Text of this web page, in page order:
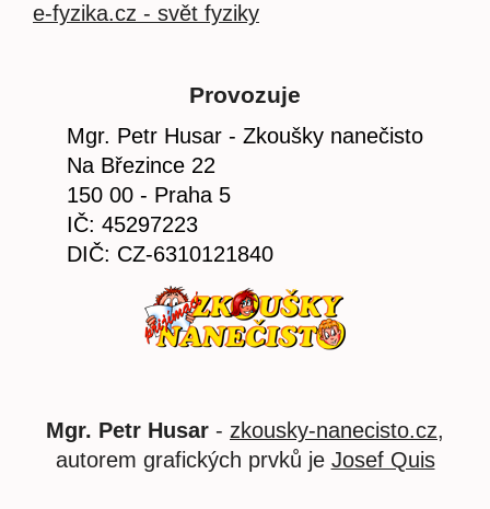
e-fyzika.cz - svět fyziky
Provozuje
Mgr. Petr Husar - Zkoušky nanečisto
Na Březince 22
150 00 - Praha 5
IČ: 45297223
DIČ: CZ-6310121840
Mgr. Petr Husar - zkousky-nanecisto.cz,
autorem grafických prvků je Josef Quis